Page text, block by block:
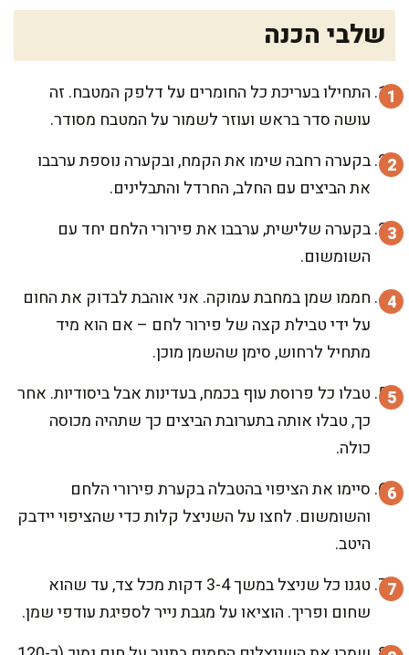
שלבי הכנה
התחילו בעריכת כל החומרים על דלפק המטבח. זה
עושה סדר בראש ועוזר לשמור על המטבח מסודר.
בקערה רחבה שימו את הקמח, ובקערה נוספת ערבבו
את הביצים עם החלב, החרדל והתבלינים.
בקערה שלישית, ערבבו את פירורי הלחם יחד עם
השומשום.
חממו שמן במחבת עמוקה. אני אוהבת לבדוק את החום
על ידי טבילת קצה של פירור לחם – אם הוא מיד
מתחיל לרחוש, סימן שהשמן מוכן.
טבלו כל פרוסת עוף בכמח, בעדינות אבל ביסודיות. אחר
כך, טבלו אותה בתערובת הביצים כך שתהיה מכוסה
כולה.
סיימו את הציפוי בהטבלה בקערת פירורי הלחם
והשומשום. לחצו על השניצל קלות כדי שהציפוי יידבק
היטב.
טגנו כל שניצל במשך 3-4 דקות מכל צד, עד שהוא
שחום ופריך. הוציאו על מגבת נייר לספיגת עודפי שמן.